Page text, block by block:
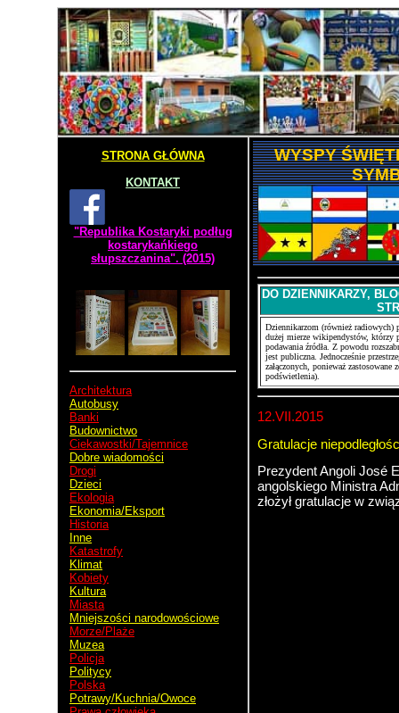
STRONA GŁÓWNA
KONTAKT
"Republika Kostaryki podług
kostarykańkiego
słupszczanina". (2015)
Architektura
Autobusy
Banki
Budownictwo
Ciekawostki/Tajemnice
Dobre wiadomości
Drogi
Dzieci
Ekologia
Ekonomia/Eksport
Historia
Inne
Katastrofy
Klimat
Kobiety
Kultura
Miasta
Mniejszości narodowościowe
Morze/Plaże
Muzea
Policja
Politycy
Polska
Potrawy/Kuchnia/Owoce
WYSPY
DO DZIENNIKARZY,
Dziennikarzom (również radiowych)
dużej mierze wikipendystów, którzy
podawania źródła. Z powodu
jest publiczna. Jednocześnie
załączonych, ponieważ
podświetlenia).
12.VII.2015
Gratulacje
Prezydent Angoli José
angolskiego Ministra
złożył gratulacje w